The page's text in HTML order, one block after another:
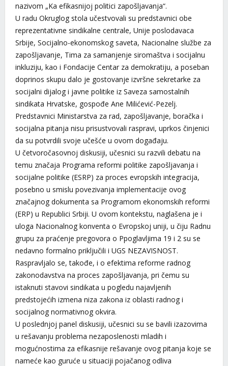
nazivom „Ka efikasnijoj politici zapošljavanja“.
U radu Okruglog stola učestvovali su predstavnici obe
reprezentativne sindikalne centrale, Unije poslodavaca
Srbije, Socijalno-ekonomskog saveta, Nacionalne službe za
zapošljavanje, Tima za samanjenje siromaštva i socijalnu
inkluziju, kao i Fondacije Centar za demokratiju, a poseban
doprinos skupu dalo je gostovanje izvršne sekretarke za
socijalni dijalog i javne politike iz Saveza samostalnih
sindikata Hrvatske, gospođe Ane Milićević-Pezelj.
Predstavnici Ministarstva za rad, zapošljavanje, boračka i
socijalna pitanja nisu prisustvovali raspravi, uprkos činjenici
da su potvrdili svoje učešće u ovom događaju.
U četvoročasovnoj diskusiji, učesnici su razvili debatu na
temu značaja Programa reformi politike zapošljavanja i
socijalne politike (ESRP) za proces evropskih integracija,
posebno u smislu povezivanja implementacije ovog
značajnog dokumenta sa Programom ekonomskih reformi
(ERP) u Republici Srbiji. U ovom kontekstu, naglašena je i
uloga Nacionalnog konventa o Evropskoj uniji, u čiju Radnu
grupu za praćenje pregovora o Ppoglavljima 19 i 2 su se
nedavno formalno priključili i UGS NEZAVISNOST.
Raspravljalo se, takođe, i o efektima reforme radnog
zakonodavstva na proces zapošljavanja, pri čemu su
istaknuti stavovi sindikata u pogledu najavljenih
predstojećih izmena niza zakona iz oblasti radnog i
socijalnog normativnog okvira.
U poslednjoj panel diskusiji, učesnici su se bavili izazovima
u rešavanju problema nezaposlenosti mladih i
mogućnostima za efikasnije rešavanje ovog pitanja koje se
nameće kao guruće u situaciji pojačanog odliva